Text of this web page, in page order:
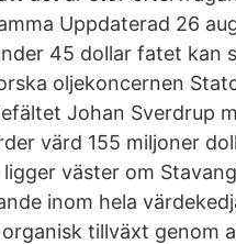
Uppdaterad 26
45 dollar fatet kan
oljekoncernen
Johan Sverdrup
värd 155 miljoner
väster om
inom hela
tillväxt genom